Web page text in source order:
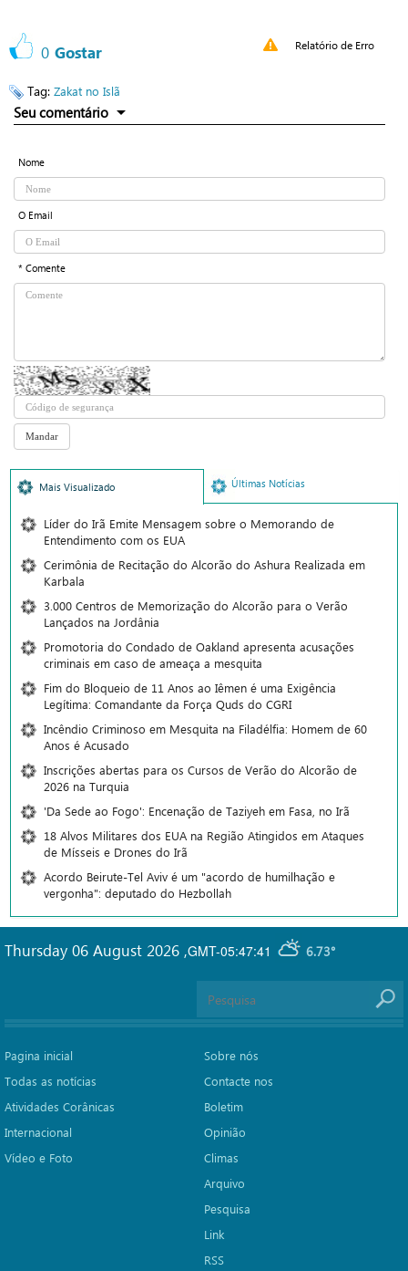
0 Gostar Relatório de Erro
Tag: Zakat no Islã
Seu comentário
Nome
O Email
* Comente
Mais Visualizado Últimas Notícias
Líder do Irã Emite Mensagem sobre o Memorando de
Entendimento com os EUA
Cerimônia de Recitação do Alcorão do Ashura Realizada em
Karbala
3.000 Centros de Memorização do Alcorão para o Verão
Lançados na Jordânia
Promotoria do Condado de Oakland apresenta acusações
criminais em caso de ameaça a mesquita
Fim do Bloqueio de 11 Anos ao Iêmen é uma Exigência
Legítima: Comandante da Força Quds do CGRI
Incêndio Criminoso em Mesquita na Filadélfia: Homem de 60
Anos é Acusado
Inscrições abertas para os Cursos de Verão do Alcorão de
2026 na Turquia
'Da Sede ao Fogo': Encenação de Taziyeh em Fasa, no Irã
18 Alvos Militares dos EUA na Região Atingidos em Ataques
de Mísseis e Drones do Irã
Acordo Beirute-Tel Aviv é um "acordo de humilhação e
vergonha": deputado do Hezbollah
GMT-05:47:41 6.73°
Thursday 06 August 2026 ,
Pagina inicial
Todas as notícias
Atividades Corânicas
Internacional
Vídeo e Foto
Sobre nós
Contacte nos
Boletim
Opinião
Climas
Arquivo
Pesquisa
Link
RSS